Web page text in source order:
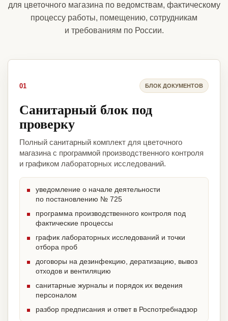
для цветочного магазина по ведомствам, фактическому
процессу работы, помещению, сотрудникам
и требованиям по России.
01 БЛОК ДОКУМЕНТОВ
Санитарный блок под
проверку
Полный санитарный комплект для цветочного
магазина с программой производственного контроля
и графиком лабораторных исследований.
уведомление о начале деятельности
по постановлению № 725
программа производственного контроля под
фактические процессы
график лабораторных исследований и точки
отбора проб
договоры на дезинфекцию, дератизацию, вывоз
отходов и вентиляцию
санитарные журналы и порядок их ведения
персоналом
разбор предписания и ответ в Роспотребнадзор